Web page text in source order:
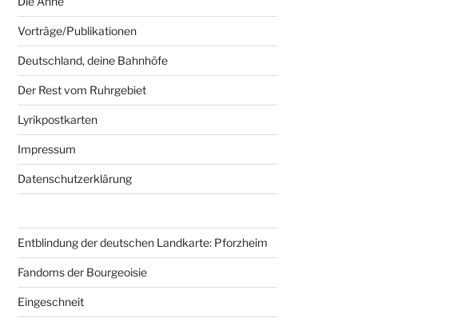
Vorträge/Publikationen
Deutschland, deine Bahnhöfe
Der Rest vom Ruhrgebiet
Lyrikpostkarten
Impressum
Datenschutzerklärung
Entblindung der deutschen Landkarte: Pforzheim
Fandoms der Bourgeoisie
Eingeschneit